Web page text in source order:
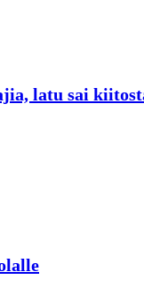
latu sai